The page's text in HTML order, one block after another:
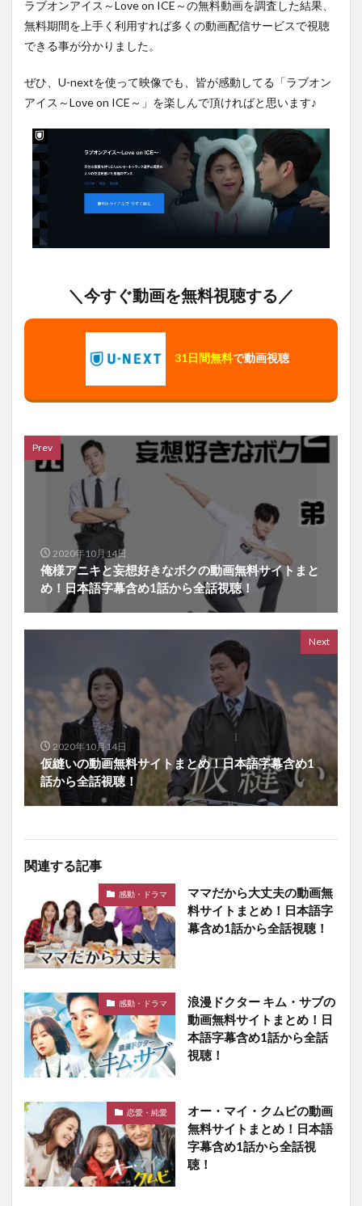
ラブオンアイス～Love on ICE～の無料動画を調査した結果、
無料期間を上手く利用すれば多くの動画配信サービスで視聴
できる事が分かりました。
ぜひ、U-nextを使って映像でも、皆が感動してる「ラブオン
アイス～Love on ICE～」を楽しんで頂ければと思います♪
＼今すぐ動画を無料視聴する／
31日間無料で動画視聴
Prev
2020年10月14日
俺様アニキと妄想好きなボクの動画無料サイトまと
め！日本語字幕含め1話から全話視聴！
Next
2020年10月14日
仮縫いの動画無料サイトまとめ！日本語字幕含め1
話から全話視聴！
関連する記事
感動・ドラマ
ママだから大丈夫の動画無
料サイトまとめ！日本語字
幕含め1話から全話視聴！
感動・ドラマ
浪漫ドクター キム・サブの
動画無料サイトまとめ！日
本語字幕含め1話から全話
視聴！
恋愛・純愛
オー・マイ・クムビの動画
無料サイトまとめ！日本語
字幕含め1話から全話視
聴！